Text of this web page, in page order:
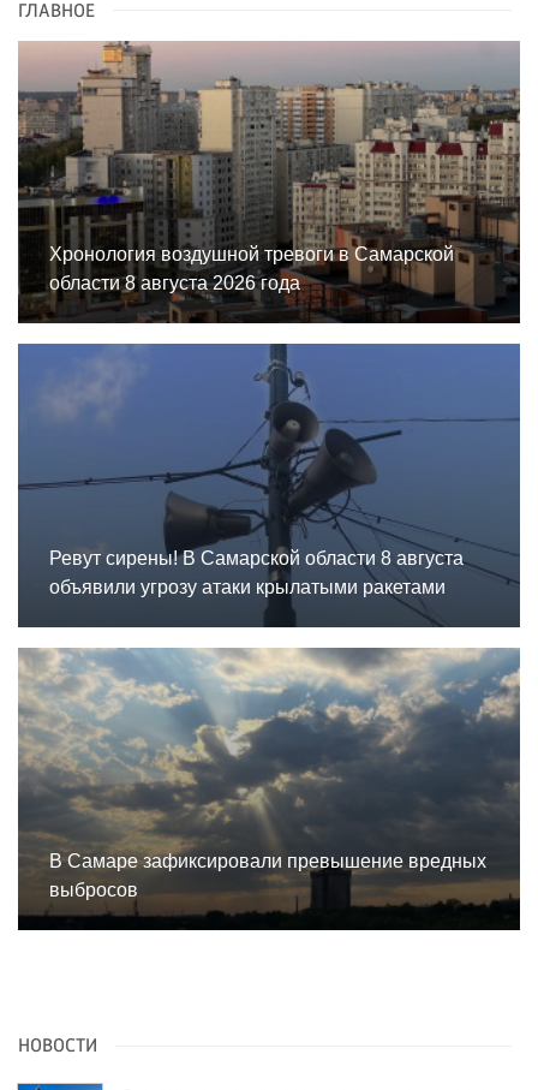
ГЛАВНОЕ
Хронология воздушной тревоги в Самарской
области 8 августа 2026 года
Ревут сирены! В Самарской области 8 августа
объявили угрозу атаки крылатыми ракетами
В Самаре зафиксировали превышение вредных
выбросов
НОВОСТИ